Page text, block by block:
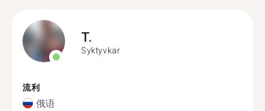
T.
Syktyvkar
流利
俄语